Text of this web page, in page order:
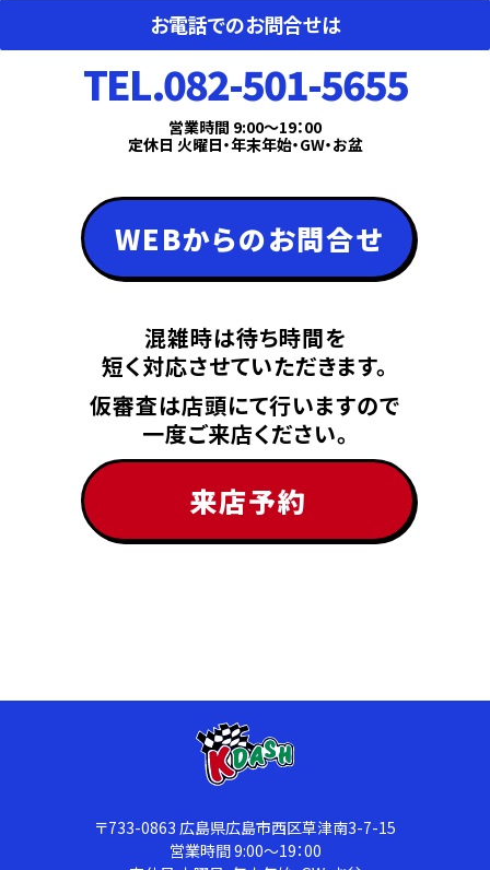
お電話でのお問合せは
TEL.082-501-5655
営業時間 9:00〜19：00
定休日 火曜日・年末年始・GW・お盆
WEBからのお問合せ
混雑時は待ち時間を
短く対応させていただきます。
仮審査は店頭にて行いますので
一度ご来店ください。
来店予約
〒733-0863 広島県広島市西区草津南3-7-15
営業時間 9:00〜19：00